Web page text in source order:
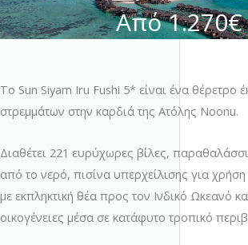
Από 1.270€
Το Sun Siyam Iru Fushi 5* είναι ένα θέρετρο
στρεμμάτων στην καρδιά της Ατόλης Noonu.
Διαθέτει 221 ευρύχωρες βίλες,
από το νερό, πισίνα υπερχείλισης για
με εκπληκτική θέα προς τον Ινδικό Ωκεανό
οικογένειες μέσα σε κατάφυτο τροπικό